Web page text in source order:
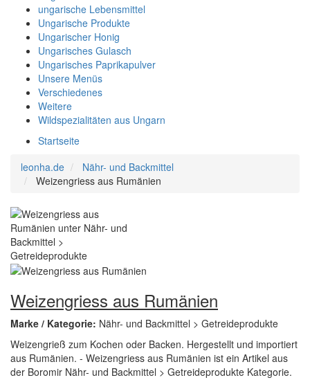
ungarische Lebensmittel
Ungarische Produkte
Ungarischer Honig
Ungarisches Gulasch
Ungarisches Paprikapulver
Unsere Menüs
Verschiedenes
Weitere
Wildspezialitäten aus Ungarn
Startseite
leonha.de
Nähr- und Backmittel
Weizengriess aus Rumänien
Weizengriess aus Rumänien
Marke / Kategorie: Nähr- und Backmittel > Getreideprodukte
Weizengrieß zum Kochen oder Backen. Hergestellt und importiert
aus Rumänien. - Weizengriess aus Rumänien ist ein Artikel aus
der Boromir Nähr- und Backmittel > Getreideprodukte Kategorie.